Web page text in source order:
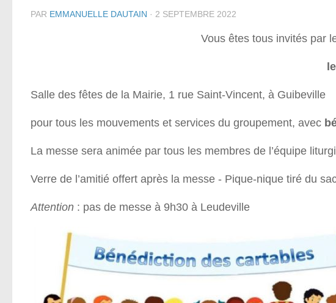
PAR EMMANUELLE DAUTAIN · 2 SEPTEMBRE 2022
Vous êtes tous invités par
Salle des fêtes de la Mairie, 1 rue Saint-Vincent, à Guibeville
pour tous les mouvements et services du groupement, avec
La messe sera animée par tous les membres de l’équipe
Verre de l’amitié offert après la messe - Pique-nique tiré du
Attention : pas de messe à 9h30 à Leudeville